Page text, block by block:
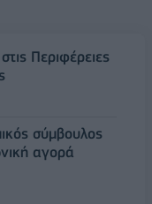
Περιφέρειες
σύμβουλος
αγορά